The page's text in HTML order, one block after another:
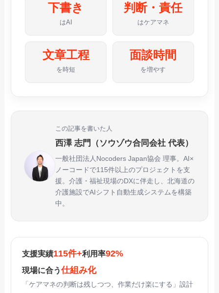
下書き
はAI
判断・責任
はケアマネ
文章工程
を時短
面談時間
を増やす
この記事を書いた人
西澤 志門（ソウゾウ合同会社 代表）
一般社団法人Nocoders Japan協会 理事。AI×
ノーコードで115件以上のプロジェクトを支
援。介護・福祉現場のDXに伴走し、北海道の
介護施設でAIシフト自動生成システムを構築
中。
支援実績115件+利用率92%
現場に合う仕組み化
「ケアマネの判断は残しつつ、作業だけ楽にする」設計